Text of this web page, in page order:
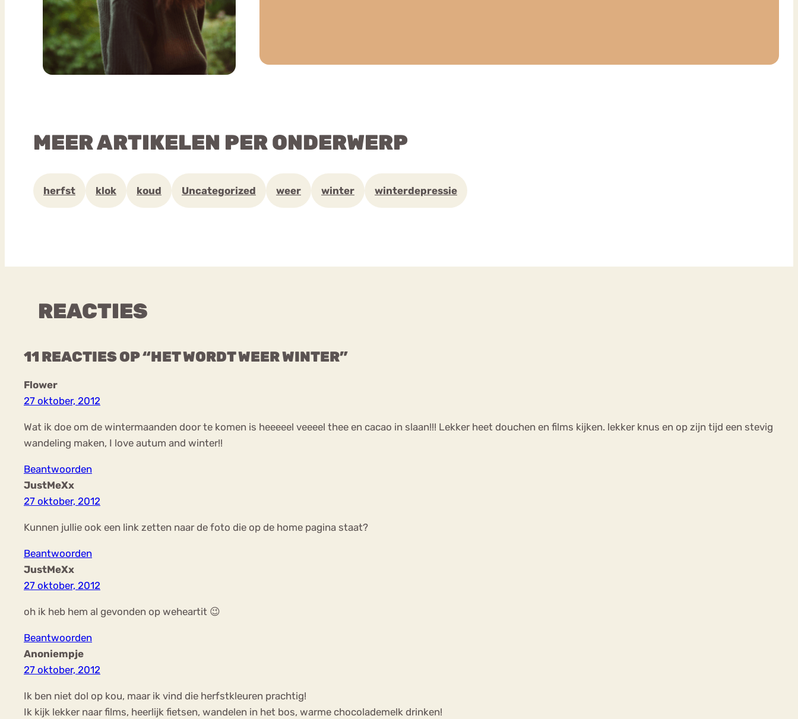
MEER ARTIKELEN PER ONDERWERP
herfst klok koud Uncategorized weer winter winterdepressie
REACTIES
11 REACTIES OP “HET WORDT WEER WINTER”
Flower
27 oktober, 2012
Wat ik doe om de wintermaanden door te komen is heeeeel veeeel thee en cacao in slaan!!! Lekker heet douchen en films kijken. lekker knus en op zijn tijd een stevig
wandeling maken, I love autum and winter!!
Beantwoorden
JustMeXx
27 oktober, 2012
Kunnen jullie ook een link zetten naar de foto die op de home pagina staat?
Beantwoorden
JustMeXx
27 oktober, 2012
oh ik heb hem al gevonden op weheartit 😉
Beantwoorden
Anoniempje
27 oktober, 2012
Ik ben niet dol op kou, maar ik vind die herfstkleuren prachtig!
Ik kijk lekker naar films, heerlijk fietsen, wandelen in het bos, warme chocolademelk drinken!